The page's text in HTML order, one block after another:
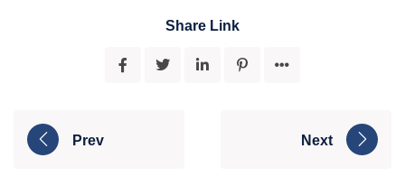
Share Link
Prev Next